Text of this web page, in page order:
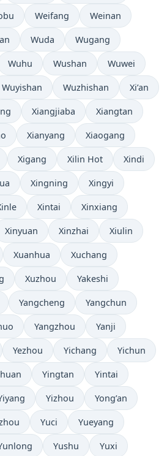
Weifang Weinan
Wuda Wugang
Wuhu Wushan Wuwei
Wuyishan Wuzhishan Xi’an
Xiangjiaba Xiangtan
Xianyang Xiaogang
Xigang Xilin Hot Xindi
Xingning Xingyi
Xintai Xinxiang
Xinyuan Xinzhai Xiulin
Xuanhua Xuchang
Xuzhou Yakeshi
Yangcheng Yangchun
Yangzhou Yanji
Yezhou Yichang Yichun
Yingtan Yintai
Yizhou Yong’an
Yuci Yueyang
Yushu Yuxi